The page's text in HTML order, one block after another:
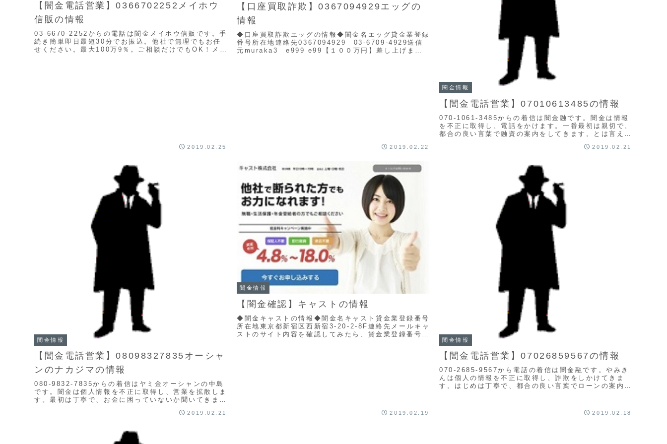
【闇金電話営業】0366702252メイホウ
信販の情報
03-6670-2252からの電話は闇金メイホウ信販です。手
続き簡単即日最短30分でお振込。他社で無理でもお任
せください。最大100万9％。ご相談だけでもOK！メイ
2019.02.25
【口座買取詐欺】0367094929エッグの
情報
◆口座買取詐欺エッグの情報◆闇金名エッグ貸金業登録
番号所在地連絡先0367094929 03-6709-4929送信
元muraka3 e999 e99【１００万円】差し上げま
2019.02.22
闇金情報
【闇金電話営業】07010613485の情報
070-1061-3485からの着信は闇金融です。闇金は情報
を不正に取得し、電話をかけます。一番最初は親切で、
都合の良い言葉で融資の案内をしてきます。とは言え、
2019.02.21
闇金情報
【闇金電話営業】08098327835オーシャ
ンのナカジマの情報
080-9832-7835からの着信はヤミ金オーシャンの中島
です。闇金は個人情報を不正に取得し、営業を拡散しま
す。最初は丁寧で、お金に困っていないか聞いてきま
2019.02.21
闇金情報
【闇金確認】キャストの情報
◆闇金キャストの情報◆闇金名キャスト貸金業登録番号
所在地東京都新宿区西新宿3-20-2-8F連絡先メールキャ
ストのサイト内容を確認してみたら、貸金業登録番号が
2019.02.19
闇金情報
【闇金電話営業】07026859567の情報
070-2685-9567から電話の着信は闇金融です。やみき
んは個人の情報を不正に取得し、詐欺をしかけてきま
す。はじめは丁寧で、都合の良い言葉でローンの案内を
2019.02.18